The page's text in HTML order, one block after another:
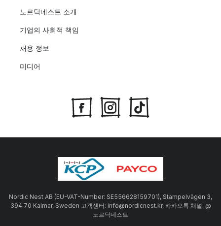
노르딕네스트 소개
기업의 사회적 책임
채용 정보
미디어
Nordic Nest AB (EU-VAT-Number: SE556628159701), Stämpelvägen 3,
394 70 Kalmar, Sweden 고객센터: info@nordicnest.kr, 카카오톡 채널: @
노르딕네스트